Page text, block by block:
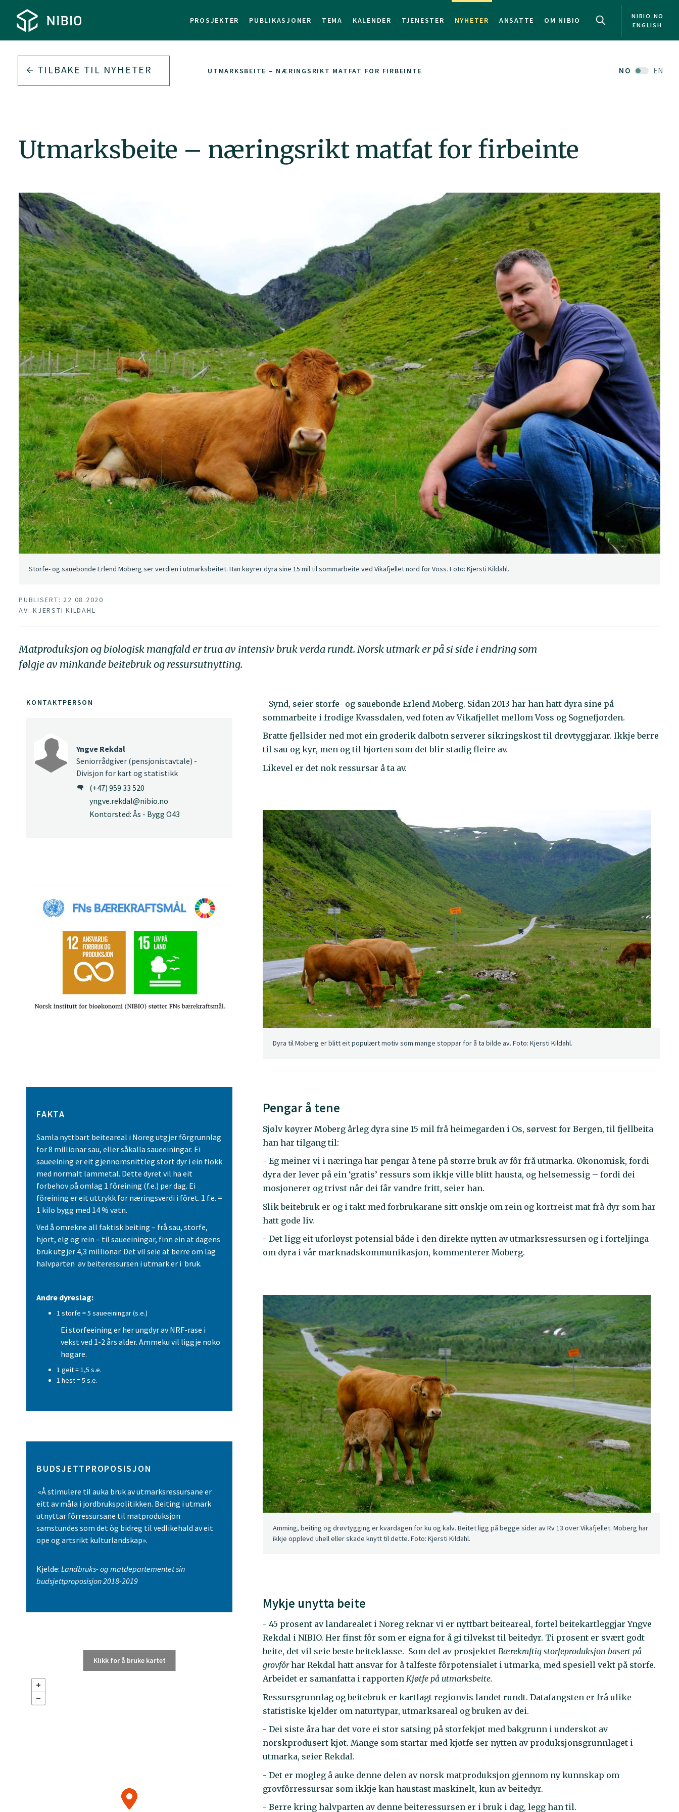
PROSJEKTER PUBLIKASJONER TEMA KALENDER TJENESTER NYHETER ANSATTE OM NIBIO
NIBIO.NO
ENGLISH
TILBAKE TIL NYHETER UTMARKSBEITE – NÆRINGSRIKT MATFAT FOR FIRBEINTE NO EN
Utmarksbeite – næringsrikt matfat for firbeinte
Storfe- og sauebonde Erlend Moberg ser verdien i utmarksbeitet. Han køyrer dyra sine 15 mil til sommarbeite ved Vikafjellet nord for Voss. Foto: Kjersti Kildahl.
PUBLISERT: 22.08.2020
AV: KJERSTI KILDAHL
Matproduksjon og biologisk mangfald er trua av intensiv bruk verda rundt. Norsk utmark er på si side i endring som
følgje av minkande beitebruk og ressursutnytting.
- Synd, seier storfe- og sauebonde Erlend Moberg. Sidan 2013 har han hatt dyra sine på
sommarbeite i frodige Kvassdalen, ved foten av Vikafjellet mellom Voss og Sognefjorden.
Bratte fjellsider ned mot ein grøderik dalbotn serverer sikringskost til drøvtyggjarar. Ikkje berre
til sau og kyr, men og til hjorten som det blir stadig fleire av.
Likevel er det nok ressursar å ta av.
Dyra til Moberg er blitt eit populært motiv som mange stoppar for å ta bilde av. Foto: Kjersti Kildahl.
Pengar å tene
Sjølv køyrer Moberg årleg dyra sine 15 mil frå heimegarden i Os, sørvest for Bergen, til fjellbeita
han har tilgang til:
- Eg meiner vi i næringa har pengar å tene på større bruk av fôr frå utmarka. Økonomisk, fordi
dyra der lever på ein ‘gratis’ ressurs som ikkje ville blitt hausta, og helsemessig – fordi dei
mosjonerer og trivst når dei får vandre fritt, seier han.
Slik beitebruk er og i takt med forbrukarane sitt ønskje om rein og kortreist mat frå dyr som har
hatt gode liv.
- Det ligg eit uforløyst potensial både i den direkte nytten av utmarksressursen og i forteljinga
om dyra i vår marknadskommunikasjon, kommenterer Moberg.
Amming, beiting og drøvtygging er kvardagen for ku og kalv. Beitet ligg på begge sider av Rv 13 over Vikafjellet. Moberg har
ikkje opplevd uhell eller skade knytt til dette. Foto: Kjersti Kildahl.
Mykje unytta beite
- 45 prosent av landarealet i Noreg reknar vi er nyttbart beiteareal, fortel beitekartleggjar Yngve
Rekdal i NIBIO. Her finst fôr som er eigna for å gi tilvekst til beitedyr. Ti prosent er svært godt
beite, det vil seie beste beiteklasse. Som del av prosjektetBærekraftig storfeproduksjon basert på
grovfôrhar Rekdal hatt ansvar for å talfeste fôrpotensialet i utmarka, med spesiell vekt på storfe.
Arbeidet er samanfatta i rapportenKjøtfe på utmarksbeite.
Ressursgrunnlag og beitebruk er kartlagt regionvis landet rundt. Datafangsten er frå ulike
statistiske kjelder om naturtypar, utmarksareal og bruken av dei.
- Dei siste åra har det vore ei stor satsing på storfekjøt med bakgrunn i underskot av
norskprodusert kjøt. Mange som startar med kjøtfe ser nytten av produksjonsgrunnlaget i
utmarka, seier Rekdal.
- Det er mogleg å auke denne delen av norsk matproduksjon gjennom ny kunnskap om
grovfôrressursar som ikkje kan haustast maskinelt, kun av beitedyr.
- Berre kring halvparten av denne beiteressursen er i bruk i dag, legg han til.
KONTAKTPERSON
Yngve Rekdal
Seniorrådgiver (pensjonistavtale) -
Divisjon for kart og statistikk
(+47) 959 33 520
yngve.rekdal@nibio.no
Kontorsted: Ås - Bygg O43
FAKTA
Samla nyttbart beiteareal i Noreg utgjer fôrgrunnlag
for 8 millionar sau, eller såkalla saueeiningar. Ei
saueeining er eit gjennomsnittleg stort dyr i ein flokk
med normalt lammetal. Dette dyret vil ha eit
forbehov på omlag 1 fôreining (f.e.) per dag. Ei
fôreining er eit uttrykk for næringsverdi i fôret. 1 f.e. =
1 kilo bygg med 14 % vatn.
Ved å omrekne all faktisk beiting – frå sau, storfe,
hjort, elg og rein – til saueeiningar, finn ein at dagens
bruk utgjer 4,3 millionar. Det vil seie at berre om lag
halvparten av beiteressursen i utmark er i bruk.
Andre dyreslag:
1 storfe = 5 saueeiningar (s.e.)
Ei storfeeining er her ungdyr av NRF-rase i
vekst ved 1-2 års alder. Ammeku vil liggje noko
høgare.
1 geit = 1,5 s.e.
1 hest = 5 s.e.
BUDSJETTPROPOSISJON
«Å stimulere til auka bruk av utmarksressursane er
eitt av måla i jordbrukspolitikken. Beiting i utmark
utnyttar fôrressursane til matproduksjon
samstundes som det òg bidreg til vedlikehald av eit
ope og artsrikt kulturlandskap».
Kjelde: Landbruks- og matdepartementet sin
budsjettproposisjon 2018-2019
Klikk for å bruke kartet